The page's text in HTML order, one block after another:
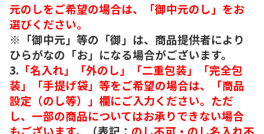
元のしをご希望の場合は、「御中元のし」をお
選びください。
※「御中元」等の「御」は、商品提供者により
ひらがなの「お」になる場合がございます。
3. 「名入れ」「外のし」「二重包装」「完全包
装」「手提げ袋」等をご希望の場合は、「商品
設定（のし等）」欄にご入力ください。ただ
し、一部の商品についてはお承りできない場合
もございます。
（表記： のし不可・のし名入れ不